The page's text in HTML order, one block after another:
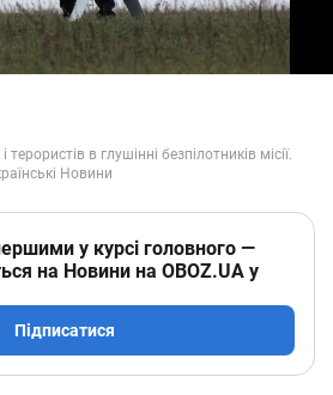
у курсі головного —
на Новини на OBOZ.UA у
Підписатися